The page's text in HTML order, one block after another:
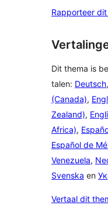
Rapporteer
Dit thema is
talen: Deutsch,
(Canada),
Zealand),
Africa),
Español de
Venezuela,
Svenska en
Vertaal dit